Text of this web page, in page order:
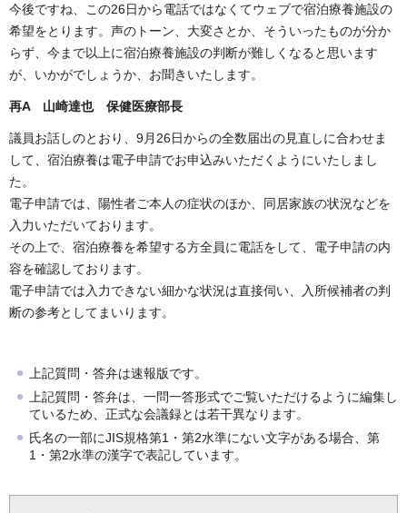
今後ですね、この26日から電話ではなくてウェブで宿泊療養施設の
希望をとります。声のトーン、大変さとか、そういったものが分か
らず、今まで以上に宿泊療養施設の判断が難しくなると思います
が、いかがでしょうか、お聞きいたします。
再A 山崎達也 保健医療部長
議員お話しのとおり、9月26日からの全数届出の見直しに合わせま
して、宿泊療養は電子申請でお申込みいただくようにいたしまし
た。
電子申請では、陽性者ご本人の症状のほか、同居家族の状況などを
入力いただいております。
その上で、宿泊療養を希望する方全員に電話をして、電子申請の内
容を確認しております。
電子申請では入力できない細かな状況は直接伺い、入所候補者の判
断の参考としてまいります。
上記質問・答弁は速報版です。
上記質問・答弁は、一問一答形式でご覧いただけるように編集し
ているため、正式な会議録とは若干異なります。
氏名の一部にJIS規格第1・第2水準にない文字がある場合、第
1・第2水準の漢字で表記しています。